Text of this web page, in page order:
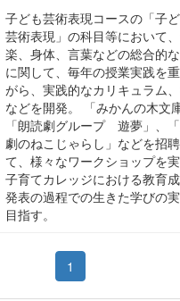
子ども芸術表現コースの「子
芸術表現」の科目等において
楽、身体、言葉などの総合的
に関して、毎年の授業実践を
がら、実践的なカリキュラム
などを開発。 「みかんの木文庫
「朗読劇グループ 遊夢」、
劇のねこじゃらし」などを招
て、様々なワークショップを実
子育てカレッジにおける教育
発表の過程での生きた学びの
目指す。
1